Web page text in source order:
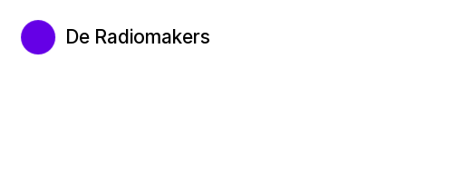
De Radiomakers